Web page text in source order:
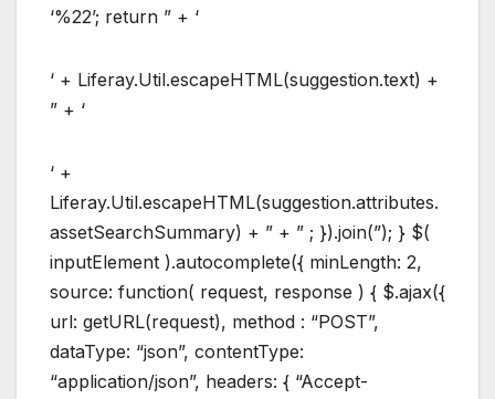
‘%22’; return ” + ‘
‘ + Liferay.Util.escapeHTML(suggestion.text) +
” + ‘
‘ +
Liferay.Util.escapeHTML(suggestion.attributes.
assetSearchSummary) + ” + ” ; }).join(”); } $(
inputElement ).autocomplete({ minLength: 2,
source: function( request, response ) { $.ajax({
url: getURL(request), method : “POST”,
dataType: “json”, contentType:
“application/json”, headers: { “Accept-